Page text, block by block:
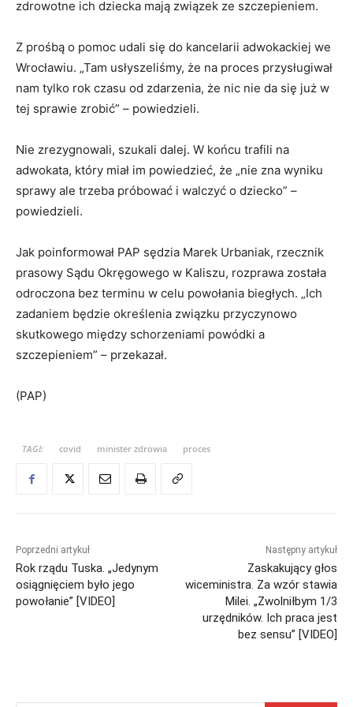
zdrowotne ich dziecka mają związek ze szczepieniem.
Z prośbą o pomoc udali się do kancelarii adwokackiej we
Wrocławiu. „Tam usłyszeliśmy, że na proces przysługiwał
nam tylko rok czasu od zdarzenia, że nic nie da się już w
tej sprawie zrobić” – powiedzieli.
Nie zrezygnowali, szukali dalej. W końcu trafili na
adwokata, który miał im powiedzieć, że „nie zna wyniku
sprawy ale trzeba próbować i walczyć o dziecko” –
powiedzieli.
Jak poinformował PAP sędzia Marek Urbaniak, rzecznik
prasowy Sądu Okręgowego w Kaliszu, rozprawa została
odroczona bez terminu w celu powołania biegłych. „Ich
zadaniem będzie określenia związku przyczynowo
skutkowego między schorzeniami powódki a
szczepieniem” – przekazał.
(PAP)
TAGI: covid minister zdrowia proces
Poprzedni artykuł
Rok rządu Tuska. „Jedynym
osiągnięciem było jego
powołanie” [VIDEO]
Następny artykuł
Zaskakujący głos
wiceministra. Za wzór stawia
Milei. „Zwolniłbym 1/3
urzędników. Ich praca jest
bez sensu” [VIDEO]